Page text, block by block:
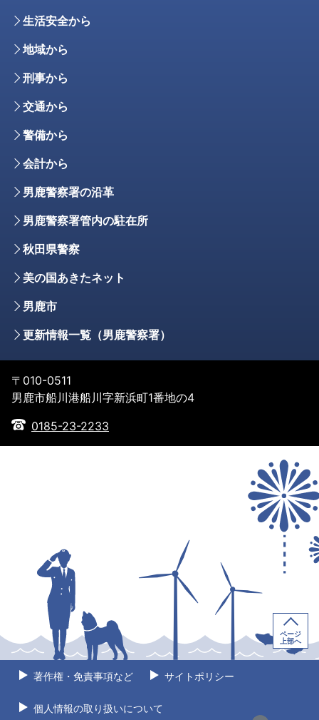
生活安全から
地域から
刑事から
交通から
警備から
会計から
男鹿警察署の沿革
男鹿警察署管内の駐在所
秋田県警察
美の国あきたネット
男鹿市
更新情報一覧（男鹿警察署）
〒010-0511
男鹿市船川港船川字新浜町1番地の4
0185-23-2233
著作権・免責事項など サイトポリシー
個人情報の取り扱いについて
ページ
上部へ